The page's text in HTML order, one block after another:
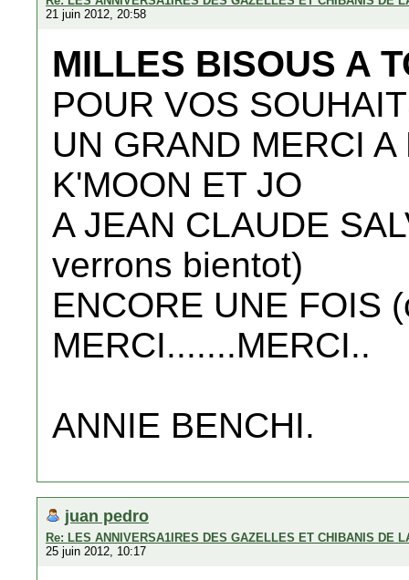
21 juin 2012, 20:58
MILLES BISOUS A
POUR VOS
UN GRAND MERCI
K'MOON ET JO
A JEAN CLAUDE
verrons bientot)
ENCORE UNE FOIS
MERCI.......MERCI..
ANNIE BENCHI.
juan pedro
Re: LES ANNIVERSA1IRES DES GAZELLES ET CHIBANIS DE
25 juin 2012, 10:17